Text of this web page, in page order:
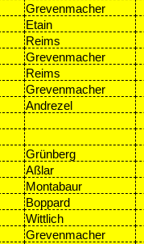
Grevenmacher
Etain
Reims
Grevenmacher
Reims
Grevenmacher
Andrezel
Grünberg
Aßlar
Montabaur
Boppard
Wittlich
Grevenmacher